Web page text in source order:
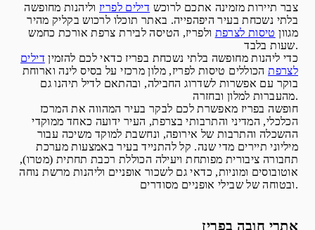
צבר תיירות מזמינה אתכם לרוכש דילים לפריז וליהנות מחופשה
בלתי נשכחת בעיר היפהפייה. באתר תוכלו לרכוש בקליק מהיר
מגוון טיסות לצרפת ולפריז, הטיסה לבירת צרפת אורכת כחמש
שעות בלבד.
כדי ליהנות מחופשה בלתי נשכחת בפריז כדאי לכם להזמין דילים
לצרפתהכוללים טיסות לפריז, מלון מרכזי על בסיס לינה וארוחת
בוקר עם אפשרות לשדרוג החבילה, ובהתאם לדיל תיהנו גם
מהעברות למלון ובחזרה.
חופשה בפריז מאפשרת לכם לבקר בעיר המהווה את המרכז
הכלכלי, המדיני והתרבותי בצרפת, העיר ידועה כאחד ממוקדי
ההשכלה והתרבות של אירופה, ונחשבת למוקד משיכה עבור
מיליוני תיירים מדי שנה. קל להתנייד בעיר באמצעות מערכת
תחבורה ציבורית מפותחת ויעילה הכוללת רכבת תחתית (מטרו),
אוטובוסים ומוניות, כדאי גם לשכור אופניים וליהנות מרשת נוחה
ובטוחה של שבילי אופניים מסודרים.
אתרי חובה בפריז